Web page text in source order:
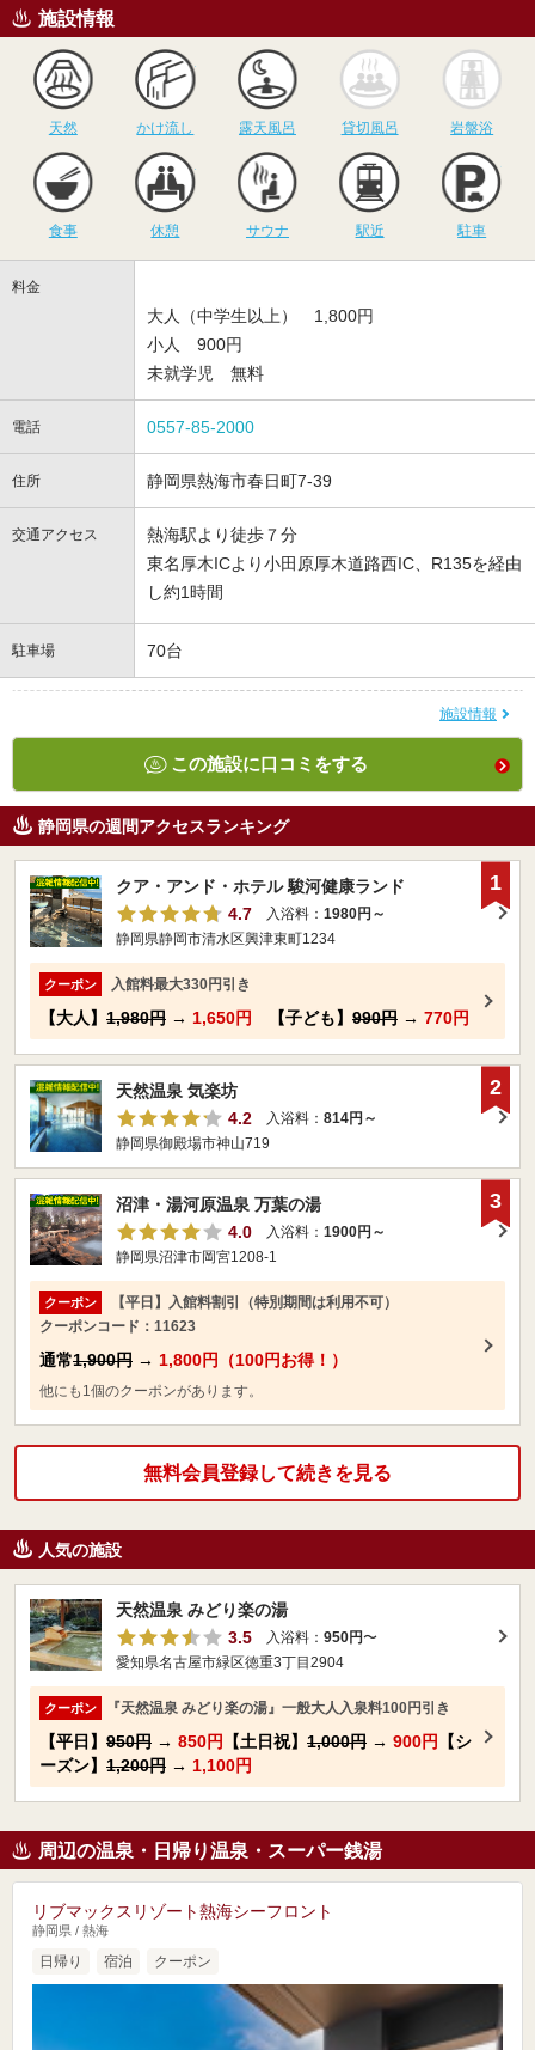
施設情報
天然
かけ流し
かけ流し
露天風呂
露天風呂
貸切風呂
貸切風呂 岩盤浴
食事 休憩
サウナ
サウナ 駅近 駐車
料金
大人（中学生以上） 1,800円
小人 900円
未就学児 無料
電話 0557-85-2000
住所 静岡県熱海市春日町7-39
交通アクセス
熱海駅より徒歩７分
東名厚木ICより小田原厚木道路西IC、R135を経由
し約1時間
駐車場 70台
施設情報
この施設に口コミをする
静岡県の週間アクセスランキング
クア・アンド・ホテル 駿河健康ランド
4.7
入浴料： 1980円～
静岡県静岡市清水区興津東町1234
クーポン 入館料最大330円引き
【大人】 1,980円 → 1,650円 【子ども】 990円 → 770円
1
天然温泉 気楽坊
4.2
入浴料： 814円～
静岡県御殿場市神山719
2
沼津・湯河原温泉 万葉の湯
4.0
入浴料： 1900円～
静岡県沼津市岡宮1208-1
クーポン
【平日】入館料割引（特別期間は利用不可）
クーポンコード：11623
通常1,900円 → 1,800円（100円お得！）
他にも1個のクーポンがあります。
3
無料会員登録して続きを見る
人気の施設
天然温泉 みどり楽の湯
3.5
入浴料： 950円〜
愛知県名古屋市緑区徳重3丁目2904
クーポン 『天然温泉 みどり楽の湯』一般大人入泉料100円引き
【平日】 950円 → 850円 【土日祝】 1,000円 → 900円
【シ
ーズン】 1,200円 → 1,100円
周辺の温泉・日帰り温泉・スーパー銭湯
リブマックスリゾート熱海シーフロント
静岡県 / 熱海
日帰り 宿泊 クーポン